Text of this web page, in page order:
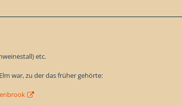
etc.
war, zu der das früher gehörte: